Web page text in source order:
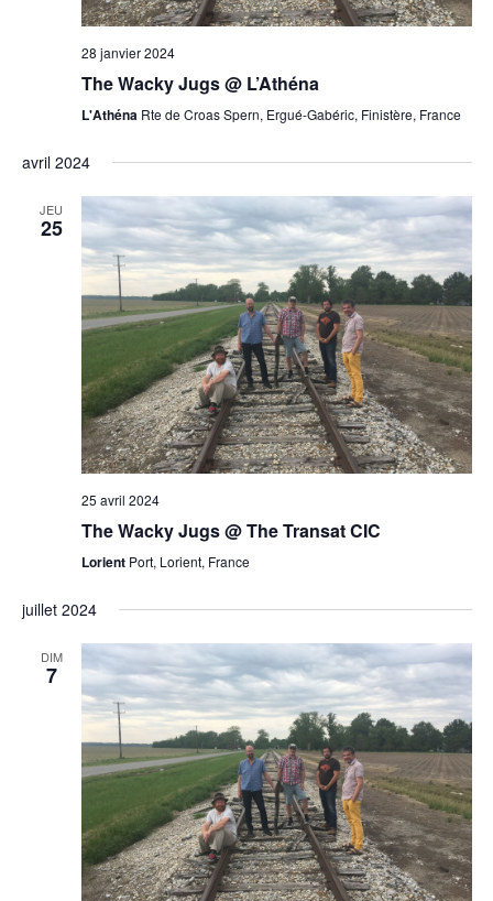
28 janvier 2024
The Wacky Jugs @ L’Athéna
L'Athéna Rte de Croas Spern, Ergué-Gabéric, Finistère, France
avril 2024
JEU
25
25 avril 2024
The Wacky Jugs @ The Transat CIC
Lorient Port, Lorient, France
juillet 2024
DIM
7